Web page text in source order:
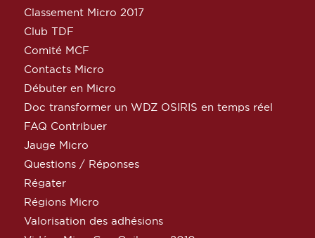
Classement Micro 2017
Club TDF
Comité MCF
Contacts Micro
Débuter en Micro
Doc transformer un WDZ OSIRIS en temps réel
FAQ Contribuer
Jauge Micro
Questions / Réponses
Régater
Régions Micro
Valorisation des adhésions